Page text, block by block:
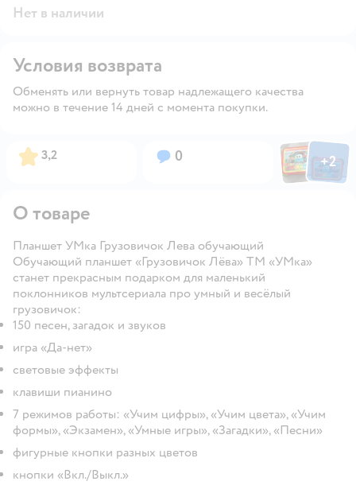
Нет в наличии
Условия возврата
Обменять или вернуть товар надлежащего качества
можно в течение 14 дней с момента покупки.
Рейтинг:
3,2 Вопросов:
0 ФотоФото
+2
О товаре
Планшет УМка Грузовичок Лева обучающий
Обучающий планшет «Грузовичок Лёва» ТМ «УМка»
станет прекрасным подарком для маленький
поклонников мультсериала про умный и весёлый
грузовичок:
150 песен, загадок и звуков
игра «Да-нет»
световые эффекты
клавиши пианино
7 режимов работы: «Учим цифры», «Учим цвета», «Учим
формы», «Экзамен», «Умные игры», «Загадки», «Песни»
фигурные кнопки разных цветов
кнопки «Вкл./Выкл.»